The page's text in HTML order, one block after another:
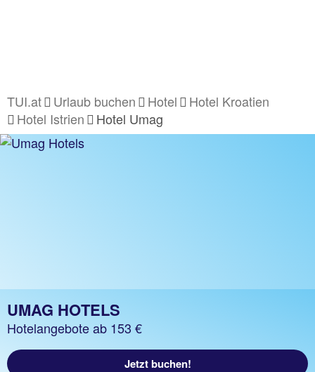
TUI.at Urlaub buchen Hotel
Hotel Kroatien
Hotel Istrien
Hotel Umag
UMAG HOTELS
Hotelangebote ab 153 €
Jetzt buchen!